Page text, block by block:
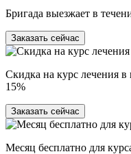
Бригада выезжает в
Заказать сейчас
Скидка на курс лечения в
15%
Заказать сейчас
Месяц бесплатно для